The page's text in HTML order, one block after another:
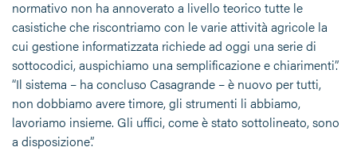
normativo non ha annoverato a livello teorico tutte le
casistiche che riscontriamo con le varie attività agricole la
cui gestione informatizzata richiede ad oggi una serie di
sottocodici, auspichiamo una semplificazione e chiarimenti”.
“Il sistema – ha concluso Casagrande – è nuovo per tutti,
non dobbiamo avere timore, gli strumenti li abbiamo,
lavoriamo insieme. Gli uffici, come è stato sottolineato, sono
a disposizione”.